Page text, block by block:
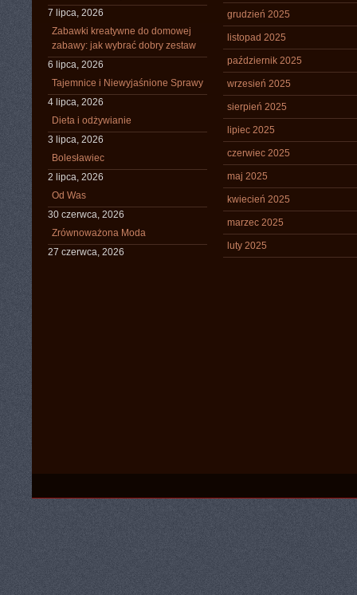
7 lipca, 2026
Zabawki kreatywne do domowej
zabawy: jak wybrać dobry zestaw
6 lipca, 2026
Tajemnice i Niewyjaśnione Sprawy
4 lipca, 2026
Dieta i odżywianie
3 lipca, 2026
Bolesławiec
2 lipca, 2026
Od Was
30 czerwca, 2026
Zrównoważona Moda
27 czerwca, 2026
grudzień 2025
listopad 2025
październik 2025
wrzesień 2025
sierpień 2025
lipiec 2025
czerwiec 2025
maj 2025
kwiecień 2025
marzec 2025
luty 2025